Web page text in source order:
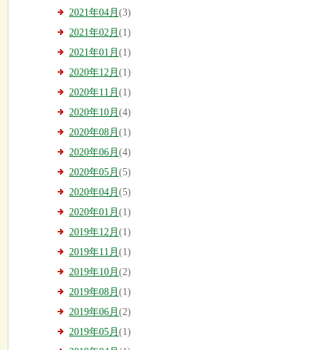
2021年04月 (3)
2021年02月 (1)
2021年01月 (1)
2020年12月 (1)
2020年11月 (1)
2020年10月 (4)
2020年08月 (1)
2020年06月 (4)
2020年05月 (5)
2020年04月 (5)
2020年01月 (1)
2019年12月 (1)
2019年11月 (1)
2019年10月 (2)
2019年08月 (1)
2019年06月 (2)
2019年05月 (1)